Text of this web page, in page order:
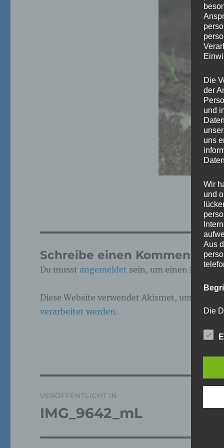
Schreibe einen Kommentar
Du musst angemeldet sein, um einen
Diese Website verwendet Akismet, um Spam
verarbeitet werden.
VERÖFFENTLICHT IN
IMG_9642_mL
Die
der
und
uns
Wir
und
Aus
Die
dies
Wir